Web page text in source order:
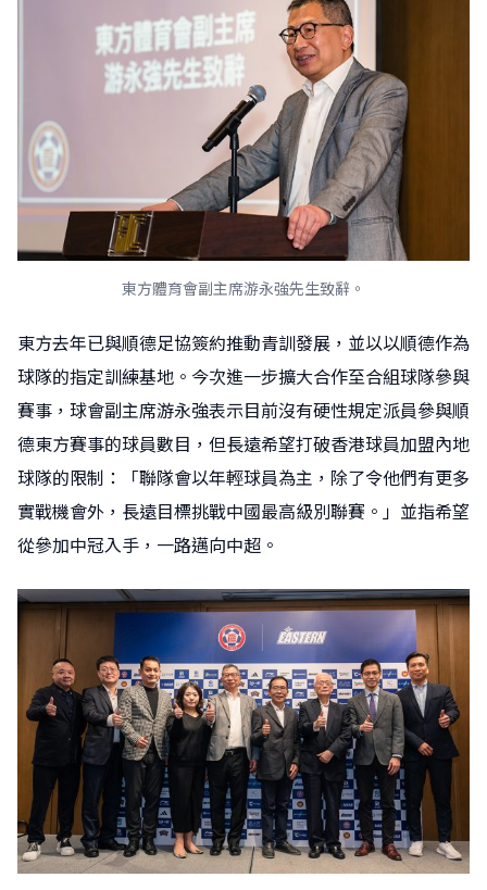
東方體育會副主席游永強先生致辭。
東方去年已與順德足協簽約推動青訓發展，並以以順德作為
球隊的指定訓練基地。今次進一步擴大合作至合組球隊參與
賽事，球會副主席游永強表示目前沒有硬性規定派員參與順
德東方賽事的球員數目，但長遠希望打破香港球員加盟內地
球隊的限制：「聯隊會以年輕球員為主，除了令他們有更多
實戰機會外，長遠目標挑戰中國最高級別聯賽。」並指希望
從參加中冠入手，一路邁向中超。